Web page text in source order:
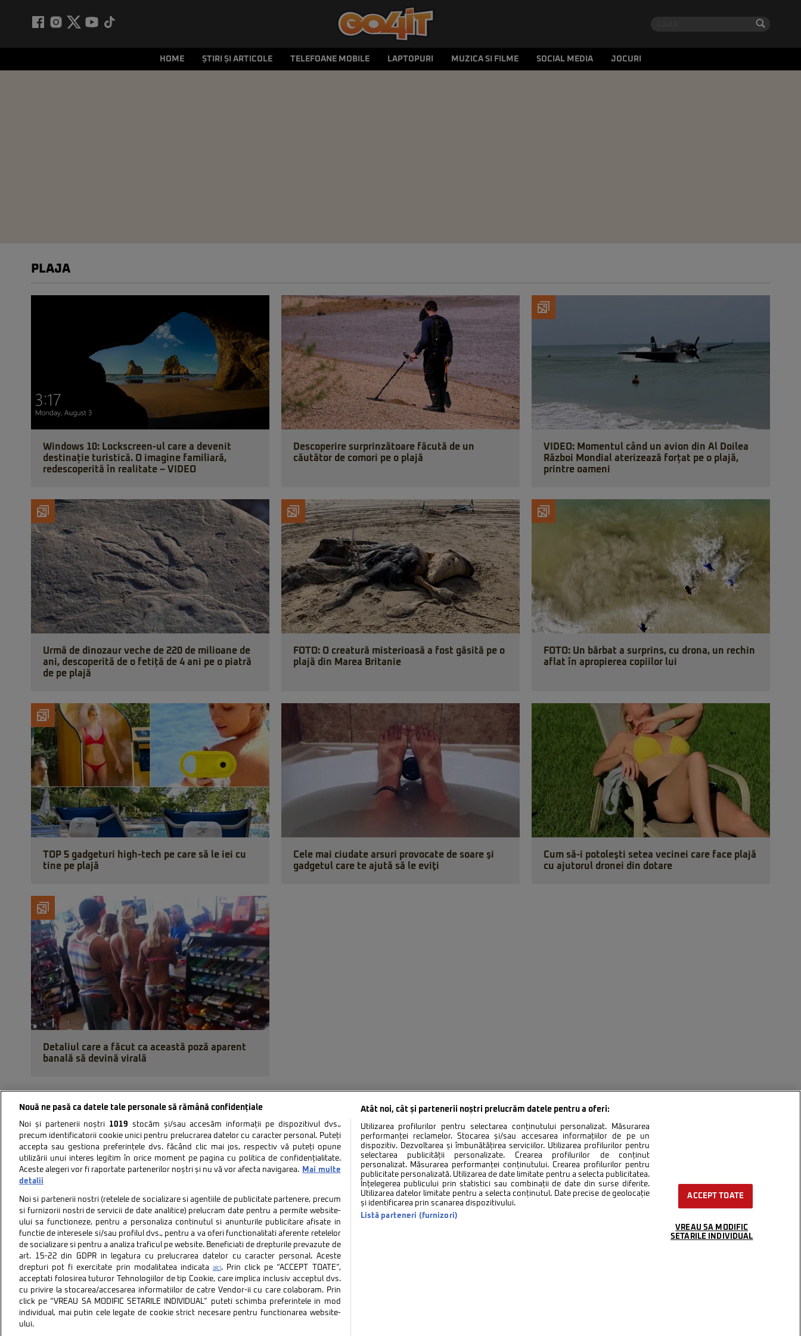
HOME ȘTIRI ȘI ARTICOLE TELEFOANE MOBILE LAPTOPURI MUZICA SI FILME SOCIAL MEDIA JOCURI
PLAJA
Windows 10: Lockscreen-ul care a devenit
destinație turistică. O imagine familiară,
redescoperită în realitate – VIDEO
Descoperire surprinzătoare făcută de un
căutător de comori pe o plajă
VIDEO: Momentul când un avion din Al Doilea
Război Mondial aterizează forțat pe o plajă,
printre oameni
Urmă de dinozaur veche de 220 de milioane de
ani, descoperită de o fetiță de 4 ani pe o piatră
de pe plajă
FOTO: O creatură misterioasă a fost găsită pe o
plajă din Marea Britanie
FOTO: Un bărbat a surprins, cu drona, un rechin
aflat în apropierea copiilor lui
TOP 5 gadgeturi high-tech pe care să le iei cu
tine pe plajă
Cele mai ciudate arsuri provocate de soare şi
gadgetul care te ajută să le eviţi
Cum să-i potoleşti setea vecinei care face plajă
cu ajutorul dronei din dotare
Detaliul care a făcut ca această poză aparent
banală să devină virală
Politica de confidentialitate Politica de cookies Termeni si conditii Contact Setări Cookies
Citarea se poate face în limita a 250 de semne. Nici o instituţie sau persoană (site-uri, instituţii mass-media, firme de monitorizare) nu poate reproduce integral scrierile publicistice purtătoare de Drepturi de Autor.
Decizia ONJN nr. 1598/16.09.2021. Jocurile de noroc sunt interzise minorilor.
Nouă ne pasă ca datele tale personale să rămână confidențiale
Noi și partenerii noștri 1019 stocăm și/sau accesăm informații pe dispozitivul dvs.,
precum identificatorii cookie unici pentru prelucrarea datelor cu caracter personal. Puteți
accepta sau gestiona preferințele dvs. făcând clic mai jos, respectiv vă puteți opune
utilizării unui interes legitim în orice moment pe pagina cu politica de confidențialitate.
Aceste alegeri vor fi raportate partenerilor noștri și nu vă vor afecta navigarea.
Mai multe
detalii
Noi si partenerii nostri (retelele de socializare si agentiile de publicitate partenere, precum
si furnizorii nostri de servicii de date analitice) prelucram date pentru a permite website-
ului sa functioneze, pentru a personaliza continutul si anunturile publicitare afisate in
functie de interesele si/sau profilul dvs., pentru a va oferi functionalitati aferente retelelor
de socializare si pentru a analiza traficul pe website. Beneficiati de drepturile prevazute de
art. 15-22 din GDPR in legatura cu prelucrarea datelor cu caracter personal. Aceste
drepturi pot fi exercitate prin modalitatea indicata
aici. Prin click pe “ACCEPT TOATE”,
acceptati folosirea tuturor Tehnologiilor de tip Cookie, care implica inclusiv acceptul dvs.
cu privire la stocarea/accesarea informatiilor de catre Vendor-ii cu care colaboram. Prin
click pe “VREAU SA MODIFIC SETARILE INDIVIDUAL” puteti schimba preferintele in mod
individual, mai putin cele legate de cookie strict necesare pentru functionarea website-
ului.
Atât noi, cât și partenerii noștri prelucrăm datele pentru a oferi:
Utilizarea profilurilor pentru selectarea conținutului personalizat. Măsurarea
performanței reclamelor. Stocarea și/sau accesarea informațiilor de pe un
dispozitiv. Dezvoltarea și îmbunătățirea serviciilor. Utilizarea profilurilor pentru
selectarea publicității personalizate. Crearea profilurilor de conținut
personalizat. Măsurarea performanței conținutului. Crearea profilurilor pentru
publicitate personalizată. Utilizarea de date limitate pentru a selecta publicitatea.
Înțelegerea publicului prin statistici sau combinații de date din surse diferite.
Utilizarea datelor limitate pentru a selecta conținutul. Date precise de geolocație
și identificarea prin scanarea dispozitivului.
Listă parteneri (furnizori)
ACCEPT TOATE
VREAU SA MODIFIC
SETARILE INDIVIDUAL